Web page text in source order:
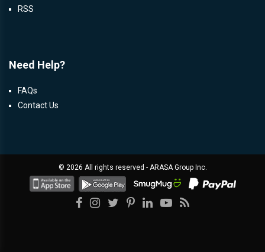
RSS
Need Help?
FAQs
Contact Us
© 2026 All rights reserved - ARASA Group Inc.